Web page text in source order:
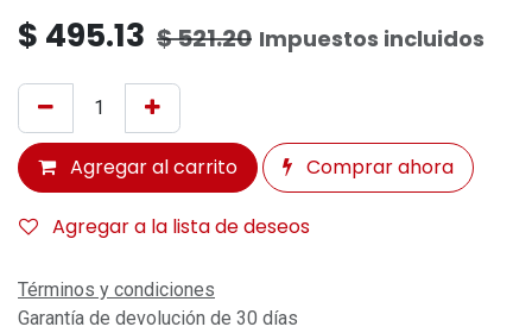
$ 495.13 $521.20 Impuestos incluidos
Agregar al carrito Comprar ahora
Agregar a la lista de deseos
Términos y condiciones
Garantía de devolución de 30 días